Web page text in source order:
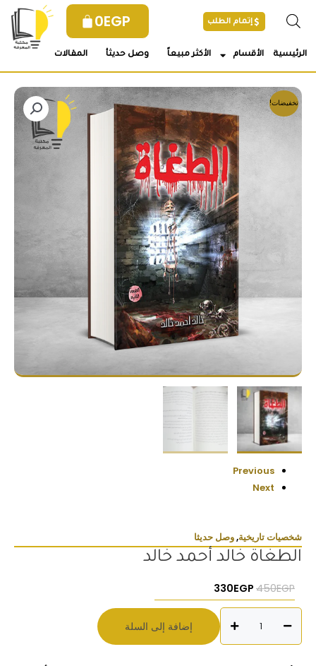
0EGP إتمام الطلب
الرئيسية الأقسام الأكثر مبيعاً وصل حديثأ المقالات
تخفيضات!
Previous
Next
شخصيات تاريخية,وصل حديثا
الطغاة خالد أحمد خالد
450EGP السعر الأصلي هو: 450EGP.
330EGP
الطغاة
خالد
إضافة إلى السلة